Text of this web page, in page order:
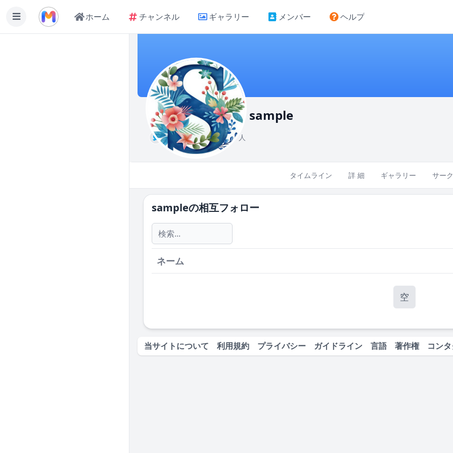
ホーム チャンネル ギャラリー メンバー ヘルプ
sample
ミディアム 841 人
タイムライン 詳 細 ギャラリー サー
sampleの相互フォロー
ネーム
空
当サイトについて 利用規約 プライバシー ガイドライン 言語 著作権 コン